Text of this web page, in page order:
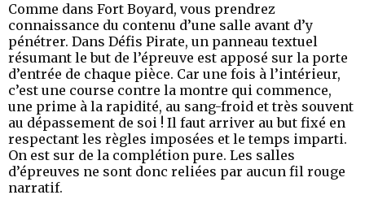
Comme dans Fort Boyard, vous prendrez
connaissance du contenu d’une salle avant d’y
pénétrer. Dans Défis Pirate, un panneau textuel
résumant le but de l’épreuve est apposé sur la porte
d’entrée de chaque pièce. Car une fois à l’intérieur,
c’est une course contre la montre qui commence,
une prime à la rapidité, au sang-froid et très souvent
au dépassement de soi ! Il faut arriver au but fixé en
respectant les règles imposées et le temps imparti.
On est sur de la complétion pure. Les salles
d’épreuves ne sont donc reliées par aucun fil rouge
narratif.